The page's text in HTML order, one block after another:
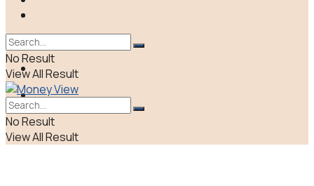
ΕΛΛΑΔΑ
ΑΠΟΨΕΙΣ
LIFE & CULTURE
No Result
View All Result
No Result
View All Result